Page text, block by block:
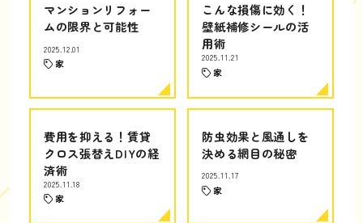
マンションリフォー
ムの限界と可能性
2025.12.01
家
こんな損傷に効く！
壁紙補修シールの活
用術
2025.11.21
家
費用を抑える！賃貸
クロス張替えDIYの経
済術
2025.11.18
家
防虫効果と風通しを
決める網目の秘密
2025.11.17
家